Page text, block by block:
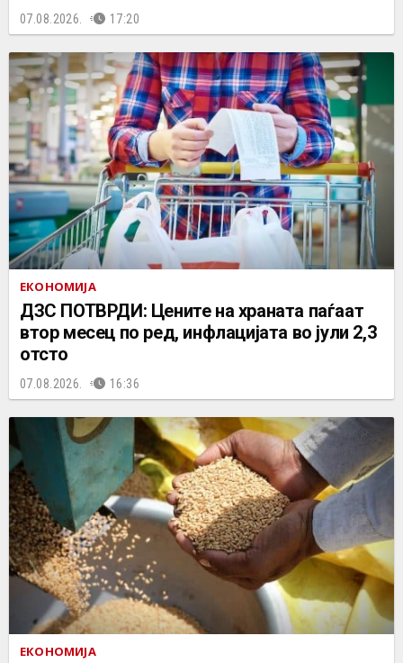
07.08.2026. 17:20
ЕКОНОМИЈА
ДЗС ПОТВРДИ: Цените на храната паѓаат
втор месец по ред, инфлацијата во јули 2,3
отсто
07.08.2026. 16:36
ЕКОНОМИЈА